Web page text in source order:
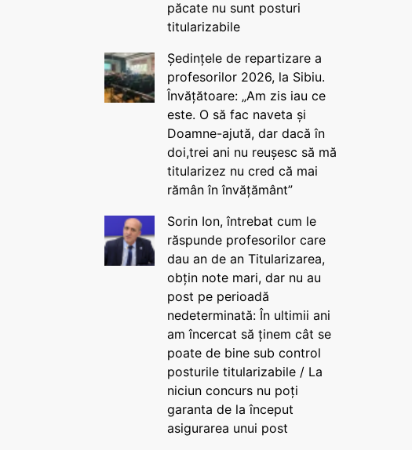
păcate nu sunt posturi
titularizabile
Ședințele de repartizare a
profesorilor 2026, la Sibiu.
Învățătoare: „Am zis iau ce
este. O să fac naveta și
Doamne-ajută, dar dacă în
doi,trei ani nu reușesc să mă
titularizez nu cred că mai
rămân în învățământ”
Sorin Ion, întrebat cum le
răspunde profesorilor care
dau an de an Titularizarea,
obțin note mari, dar nu au
post pe perioadă
nedeterminată: În ultimii ani
am încercat să ținem cât se
poate de bine sub control
posturile titularizabile / La
niciun concurs nu poți
garanta de la început
asigurarea unui post